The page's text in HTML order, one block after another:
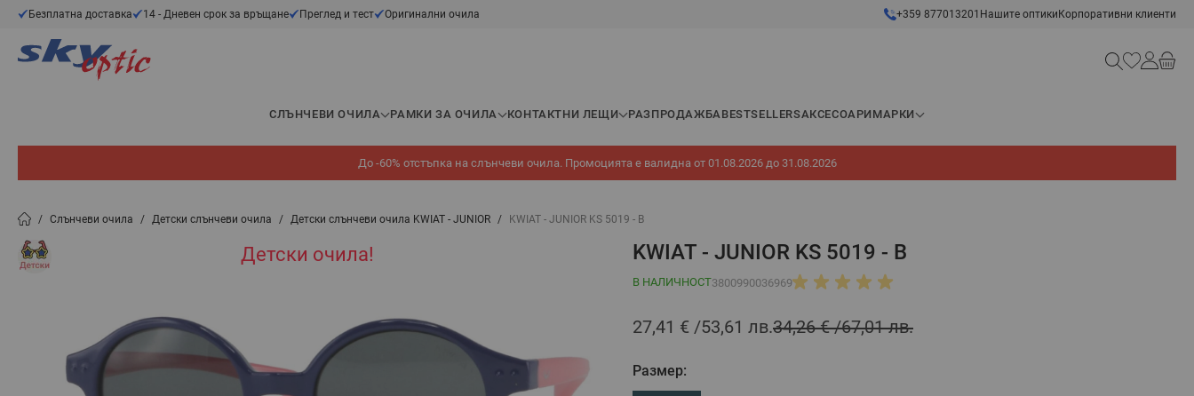
Прескачане към съдържанието
Безплатна доставка 14 - Дневен срок за връщане Преглед и тест Оригинални очила +359 877013201 Нашите оптики Корпоративни клиенти
Търсене
СЛЪНЧЕВИ ОЧИЛА РАМКИ ЗА ОЧИЛА КОНТАКТНИ ЛЕЩИ РАЗПРОДАЖБАBESTSELLERSАКСЕСОАРИ МАРКИ
До -60% отстъпка на слънчеви очила. Промоцията е валидна от 01.08.2026 до 31.08.2026
/ Слънчеви очила / Детски слънчеви очила / Детски слънчеви очила KWIAT - JUNIOR / KWIAT - JUNIOR KS 5019 - B
Детски очила! KWIAT - JUNIOR KS 5019 - B
В НАЛИЧНОСТ3800990036969
34,26 € 67,01 лв.
27,41 € 53,61 лв.
Размер: